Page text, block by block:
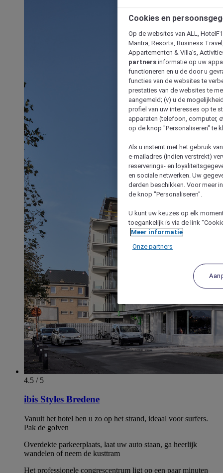
4.5 / 5
ibis Styles Bredene
Vanuit het hotel ben u zo op het strand, ideaal voor surfers.
Pak de golven
Overdekte parkeerplaats, laat uw auto staan, ga heerlijk
wandelen of neem de kusttram
Het professionele congrescentrum ligt op een paar minuten
Cookies en
Op de websites van ALL,
Mantra, Resorts, Business
Appartementen & Villa's,
partners informatie op uw
functioneren en u de door u
functies van de websites te
prestaties van de websites te
aangemeld; (v) u de
profiel van uw interesses op te
apparaten (telefoon, computer,
op de knop "Personaliseren" te
Als u instemt met het gebruik
e-mailadres (indien verstrekt)
reserverings- en
en sociale netwerken. Uw
derden beschikken. Voor meer
de knop "Personaliseren".
U kunt uw keuzes op elk
toegankelijk is via de link
Meer informatie
Onze partners